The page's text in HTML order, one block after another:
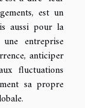
est un
aussi pour la
entreprise
anticiper
fluctuations
sa propre